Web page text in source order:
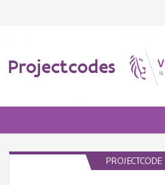
Projectcodes
PROJECTCODE